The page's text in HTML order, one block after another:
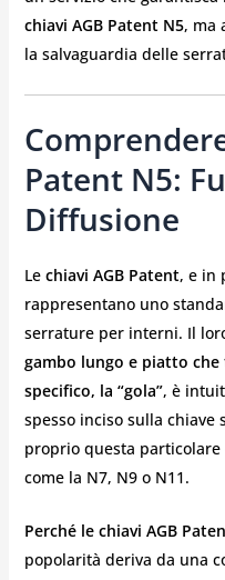
chiavi AGB Patent N5, ma
la salvaguardia delle
Patent N5:
Diffusione
Le chiavi AGB Patent, e in
rappresentano uno
serrature per interni. Il
gambo lungo e piatto
specifico, la “gola”, è
spesso inciso sulla
proprio questa
come la N7, N9 o N11.
Perché le chiavi AGB
popolarità deriva da una